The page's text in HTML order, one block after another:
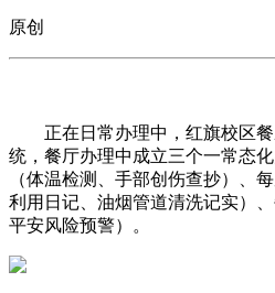
原创
正在日常办理中，红旗校区餐
统，餐厅办理中成立三个一常态
（体温检测、手部创伤查抄）、
利用日记、油烟管道清洗记实）
平安风险预警）。